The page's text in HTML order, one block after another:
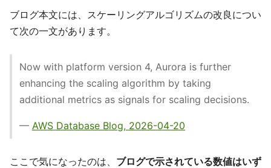
ブログ本文には、スケーリングアルゴリズムの改良につい
て次の一文があります。
Now with platform version 4, Aurora is further
enhancing the scaling algorithm by taking
additional metrics as signals for scaling decisions.
— AWS Database Blog, 2026-04-20
ここで気になったのは、 ブログで示されている数値はいず